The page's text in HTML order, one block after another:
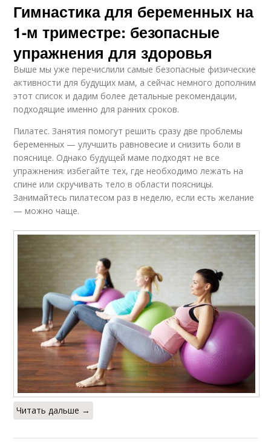
Гимнастика для беременных на
1-м триместре: безопасные
упражнения для здоровья
Выше мы уже перечислили самые безопасные физические
активности для будущих мам, а сейчас немного дополним
этот список и дадим более детальные рекомендации,
подходящие именно для ранних сроков.
Пилатес. Занятия помогут решить сразу две проблемы
беременных — улучшить равновесие и снизить боли в
пояснице. Однако будущей маме подходят не все
упражнения: избегайте тех, где необходимо лежать на
спине или скручивать тело в области поясницы.
Занимайтесь пилатесом раз в неделю, если есть желание
— можно чаще.
Читать дальше →